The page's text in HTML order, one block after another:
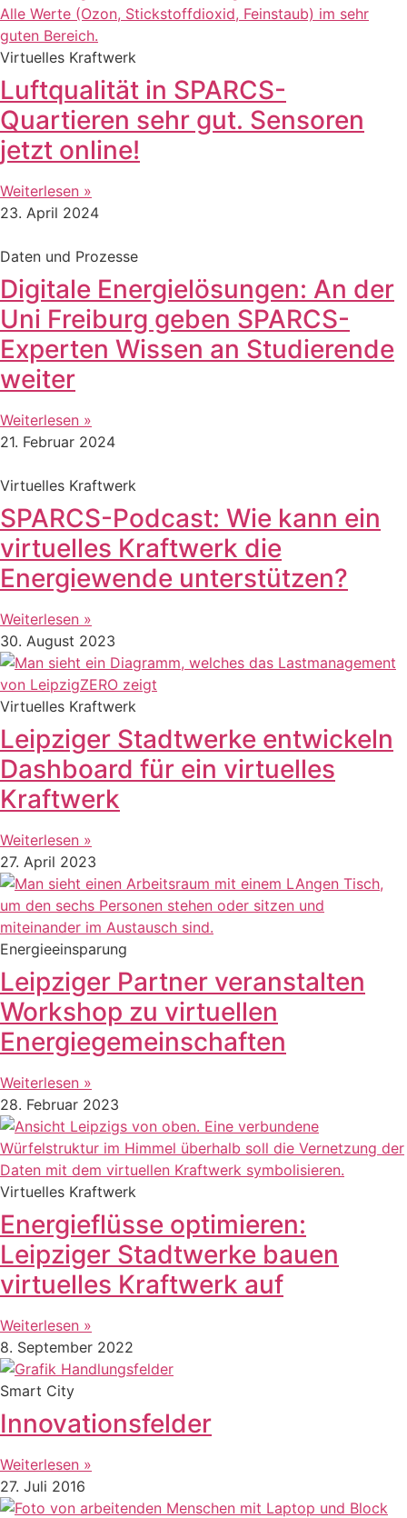
Virtuelles Kraftwerk
Luftqualität in SPARCS-
Quartieren sehr gut. Sensoren
jetzt online!
Weiterlesen »
23. April 2024
Daten und Prozesse
Digitale Energielösungen: An der
Uni Freiburg geben SPARCS-
Experten Wissen an Studierende
weiter
Weiterlesen »
21. Februar 2024
Virtuelles Kraftwerk
SPARCS-Podcast: Wie kann ein
virtuelles Kraftwerk die
Energiewende unterstützen?
Weiterlesen »
30. August 2023
Virtuelles Kraftwerk
Leipziger Stadtwerke entwickeln
Dashboard für ein virtuelles
Kraftwerk
Weiterlesen »
27. April 2023
Energieeinsparung
Leipziger Partner veranstalten
Workshop zu virtuellen
Energiegemeinschaften
Weiterlesen »
28. Februar 2023
Virtuelles Kraftwerk
Energieflüsse optimieren:
Leipziger Stadtwerke bauen
virtuelles Kraftwerk auf
Weiterlesen »
8. September 2022
Smart City
Innovationsfelder
Weiterlesen »
27. Juli 2016